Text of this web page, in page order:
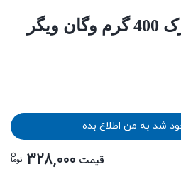
شد به من اطلاع بده
قیمت 328,000 توما
ن